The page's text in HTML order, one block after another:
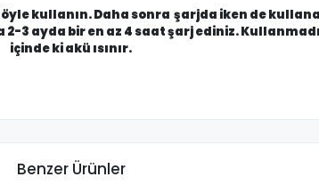
kullanın. Daha sonra şarjda iken de
3 ayda bir en az 4 saat şarj ediniz.
içinde ki akü ısınır.
Benzer Ürünler